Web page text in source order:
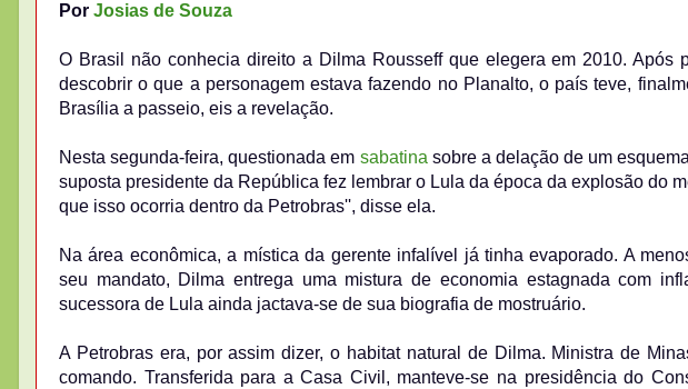
Por Josias de Souza
O Brasil não conhecia direito a Dilma Rousseff que elegera em 2010. Após
descobrir o que a personagem estava fazendo no Planalto, o país teve,
Brasília a passeio, eis a revelação.
Nesta segunda-feira, questionada em sabatinasobre a delação de um
suposta presidente da República fez lembrar o Lula da época da explosão do
que isso ocorria dentro da Petrobras'', disse ela.
Na área econômica, a mística da gerente infalível já tinha evaporado. A
seu mandato, Dilma entrega uma mistura de economia estagnada com
sucessora de Lula ainda jactava-se de sua biografia de mostruário.
A Petrobras era, por assim dizer, o habitat natural de Dilma. Ministra de
comando. Transferida para a Casa Civil, manteve-se na presidência do